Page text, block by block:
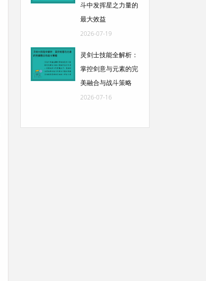
斗中发挥星之力量的
最大效益
2026-07-19
灵剑士技能全解析：
掌控剑意与元素的完
美融合与战斗策略
2026-07-16